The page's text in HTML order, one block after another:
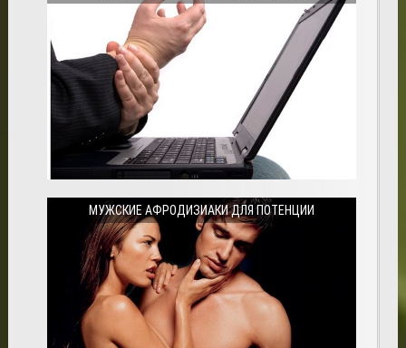
МУЖСКИЕ АФРОДИЗИАКИ ДЛЯ ПОТЕНЦИИ